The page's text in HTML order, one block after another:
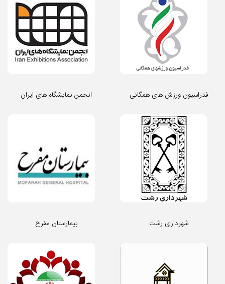
انجمن نمایشگاه های ایران فدراسیون ورزش های همگانی
بیمارستان مفرح شهرداری رشت